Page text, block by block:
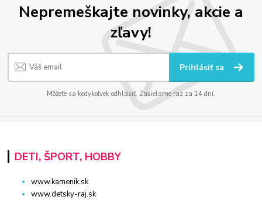
Nepremeškajte novinky, akcie a
zľavy!
Prihlásiť sa
Môžete sa kedykoľvek odhlásiť. Zasielame raz za 14 dní.
DETI, ŠPORT, HOBBY
www.kamenik.sk
www.detsky-raj.sk